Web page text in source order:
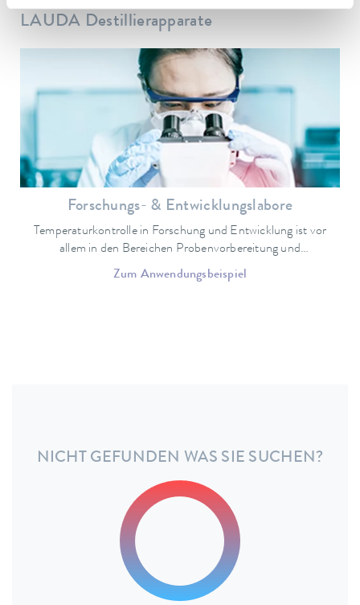
LAUDA Destillierapparate
Forschungs- & Entwicklungslabore
Temperaturkontrolle in Forschung und Entwicklung ist vor
allem in den Bereichen Probenvorbereitung und
Qualitätssicherung von großer Bedeutung.
Zum Anwendungsbeispiel
NICHT GEFUNDEN WAS SIE SUCHEN?